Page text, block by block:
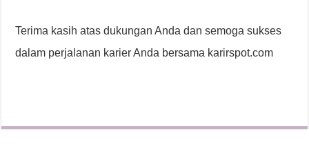
Terima kasih atas dukungan Anda dan semoga sukses
dalam perjalanan karier Anda bersama karirspot.com